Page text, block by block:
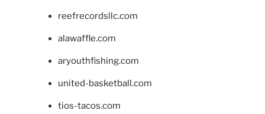
reefrecordsllc.com
alawaffle.com
aryouthfishing.com
united-basketball.com
tios-tacos.com